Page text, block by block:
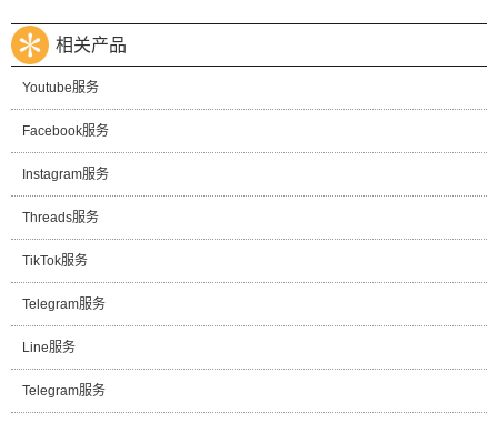
相关产品
Youtube服务
Facebook服务
Instagram服务
Threads服务
TikTok服务
Telegram服务
Line服务
Telegram服务